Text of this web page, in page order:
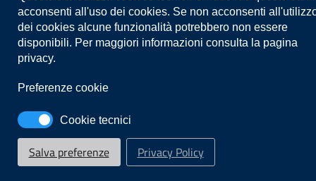
acconsenti all'uso dei cookies. Se non acconsenti
dei cookies alcune funzionalità potrebbero non essere
disponibili. Per maggiori informazioni consulta la pagina
privacy.
Preferenze cookie
Cookie tecnici
Salva preferenze Privacy Policy